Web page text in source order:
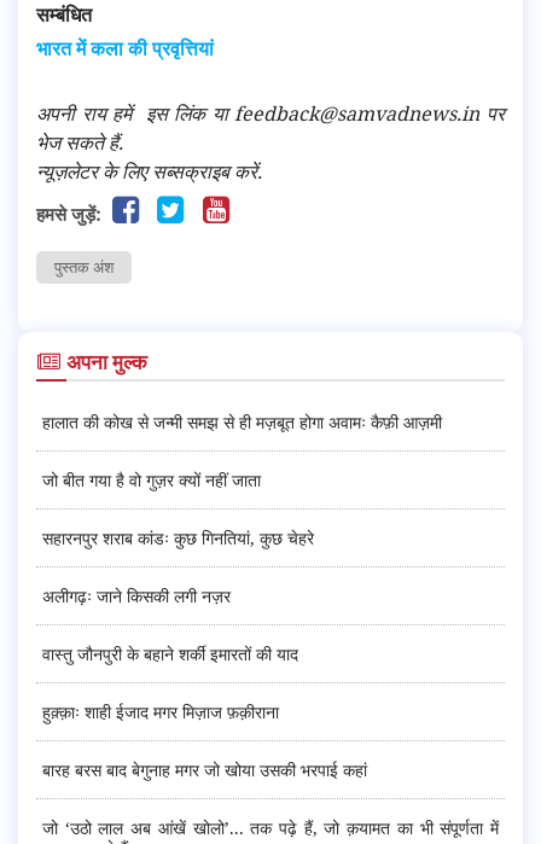
सम्बंधित
भारत में कला की प्रवृत्तियां
अपनी राय हमें इस लिंक या feedback@samvadnews.in पर
भेज सकते हैं.
न्यूज़लेटर के लिए सब्सक्राइब करें.
हमसे जुड़ें:
पुस्तक अंश
अपना मुल्क
हालात की कोख से जन्मी समझ से ही मज़बूत होगा अवामः कैफ़ी आज़मी
जो बीत गया है वो गुज़र क्यों नहीं जाता
सहारनपुर शराब कांडः कुछ गिनतियां, कुछ चेहरे
अलीगढ़ः जाने किसकी लगी नज़र
वास्तु जौनपुरी के बहाने शर्की इमारतों की याद
हुक़्क़ाः शाही ईजाद मगर मिज़ाज फ़क़ीराना
बारह बरस बाद बेगुनाह मगर जो खोया उसकी भरपाई कहां
जो ‘उठो लाल अब आंखें खोलो’... तक पढ़े हैं, जो क़यामत का भी संपूर्णता में